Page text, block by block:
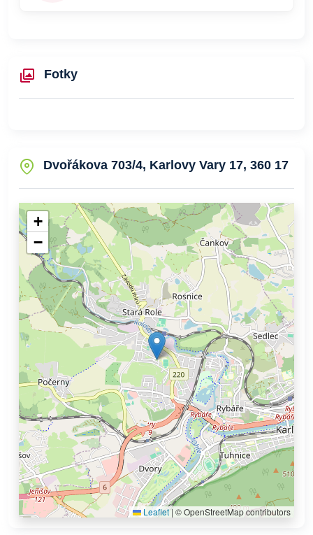
Fotky
Dvořákova 703/4, Karlovy Vary 17, 360 17
+
−
Leaflet|© OpenStreetMap contributors